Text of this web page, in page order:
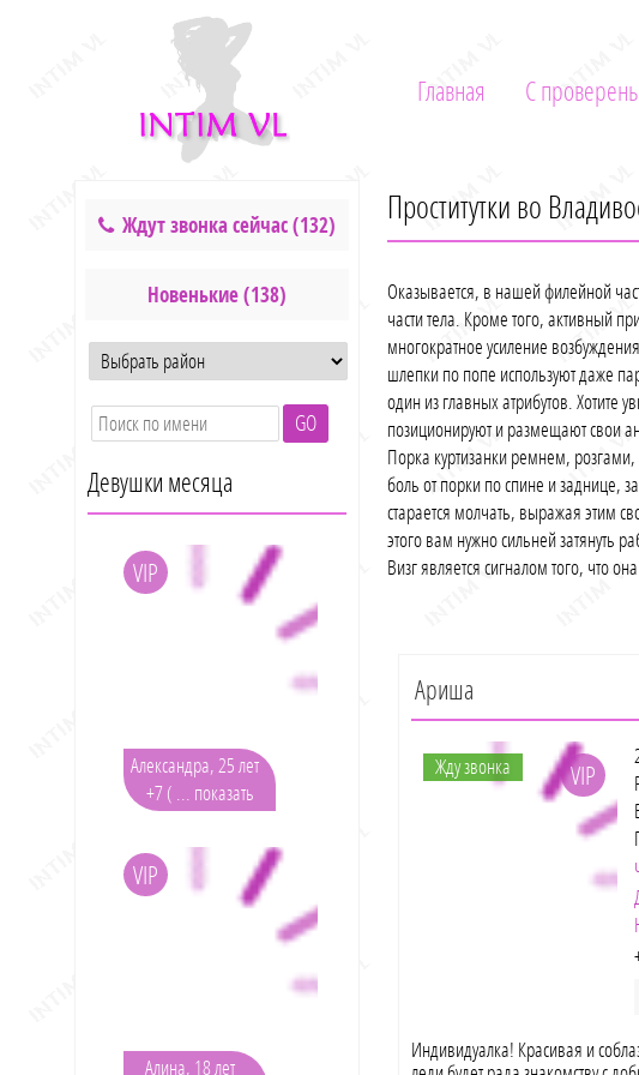
Главная С
Проститутки во
Оказывается, в нашей филейной
части тела. Кроме того, активный
многократное усиление
шлепки по попе используют даже
один из главных атрибутов. Хотите
позиционируют и размещают свои
Порка куртизанки ремнем, розгами,
боль от порки по спине и заднице,
старается молчать, выражая этим
этого вам нужно сильней затянуть
Визг является сигналом того, что
Ариша
VIP
Жду звонка
Индивидуалка! Красивая и
Ждут звонка сейчас (132)
Новенькие (138)
GO
Девушки месяца
Александра, 25 лет
+7 ( ... показать
VIP
Алина, 18 лет
VIP